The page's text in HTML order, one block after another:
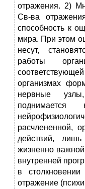
отражения. 2)
Св-ва
способность к
мира. При этом
несут,
работы
организмах
нервные
расчлененной,
действий,
жизненно важной
внутренней
в
отражение